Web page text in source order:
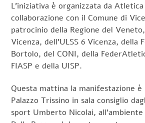
L’iniziativa è organizzata da
collaborazione con il Comune di
patrocinio della Regione del
Vicenza, dell’ULSS 6 Vicenza, della
Bortolo, del CONI, della
FIASP e della UISP.
Questa mattina la manifestazione
Palazzo Trissino in sala consiglio
sport Umberto Nicolai,